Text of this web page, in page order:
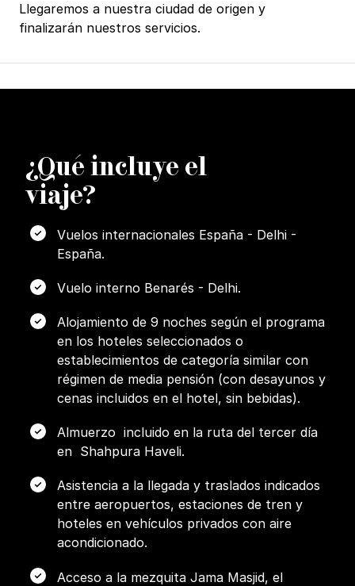
Llegaremos a nuestra ciudad de origen y
finalizarán nuestros servicios.
¿Qué incluye el
viaje?
Vuelos internacionales España - Delhi -
España.
Vuelo interno Benarés - Delhi.
Alojamiento de 9 noches según el programa
en los hoteles seleccionados o
establecimientos de categoría similar con
régimen de media pensión (con desayunos y
cenas incluidos en el hotel, sin bebidas).
Almuerzo incluido en la ruta del tercer día
en Shahpura Haveli.
Asistencia a la llegada y traslados indicados
entre aeropuertos, estaciones de tren y
hoteles en vehículos privados con aire
acondicionado.
Acceso a la mezquita Jama Masjid, el